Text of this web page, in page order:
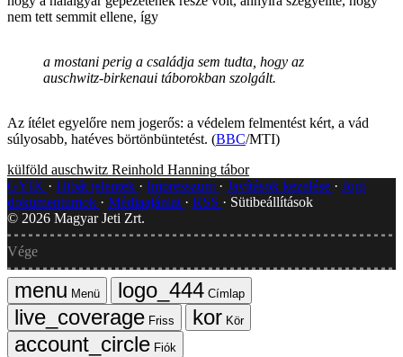
nem tett semmit ellene, így
a mostani perig a családja sem tudta, hogy az
auschwitz-birkenaui táborokban szolgált.
Az ítélet egyelőre nem jogerős: a védelem felmentést kért, a vád
súlyosabb, hatéves börtönbüntetést. (BBC/MTI)
külföld auschwitz Reinhold Hanning tábor
GYIK
Hibát jelentek Impresszum Javítások kezelése
Jogi
dokumentumok
Médiaajánlat RSS
Sütibeállítások
© 2026 Magyar Jeti Zrt.
Vége
Menü
Címlap
Friss
Kör
Fiók